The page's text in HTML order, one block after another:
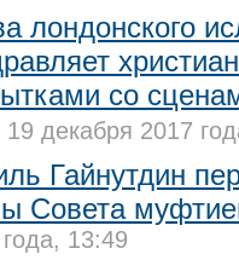
лондонского
со
19 декабря 2017
Гайнутдин
Совета
13:49